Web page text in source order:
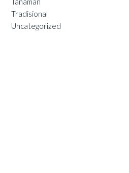
Tradisional
Uncategorized